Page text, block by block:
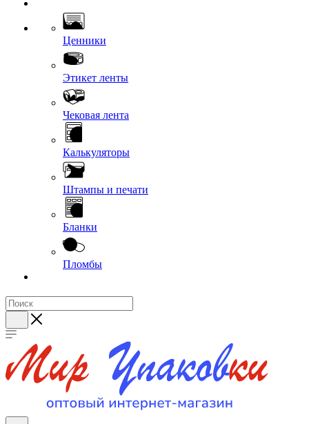
Ценники
Этикет ленты
Чековая лента
Калькуляторы
Штампы и печати
Бланки
Пломбы